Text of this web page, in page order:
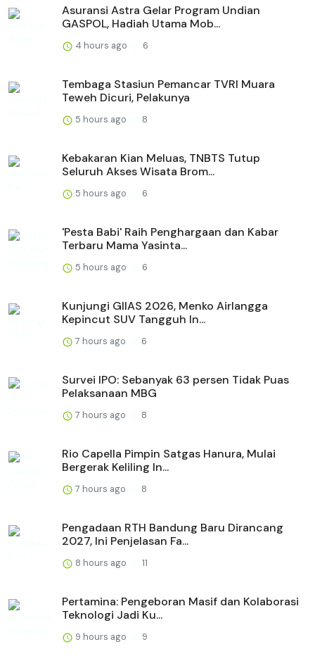
Asuransi Astra Gelar Program Undian
GASPOL, Hadiah Utama Mob...
4 hours ago 6
Tembaga Stasiun Pemancar TVRI Muara
Teweh Dicuri, Pelakunya
5 hours ago 8
Kebakaran Kian Meluas, TNBTS Tutup
Seluruh Akses Wisata Brom...
5 hours ago 6
'Pesta Babi' Raih Penghargaan dan Kabar
Terbaru Mama Yasinta...
5 hours ago 6
Kunjungi GIIAS 2026, Menko Airlangga
Kepincut SUV Tangguh In...
7 hours ago 6
Survei IPO: Sebanyak 63 persen Tidak Puas
Pelaksanaan MBG
7 hours ago 8
Rio Capella Pimpin Satgas Hanura, Mulai
Bergerak Keliling In...
7 hours ago 8
Pengadaan RTH Bandung Baru Dirancang
2027, Ini Penjelasan Fa...
8 hours ago 11
Pertamina: Pengeboran Masif dan Kolaborasi
Teknologi Jadi Ku...
9 hours ago 9